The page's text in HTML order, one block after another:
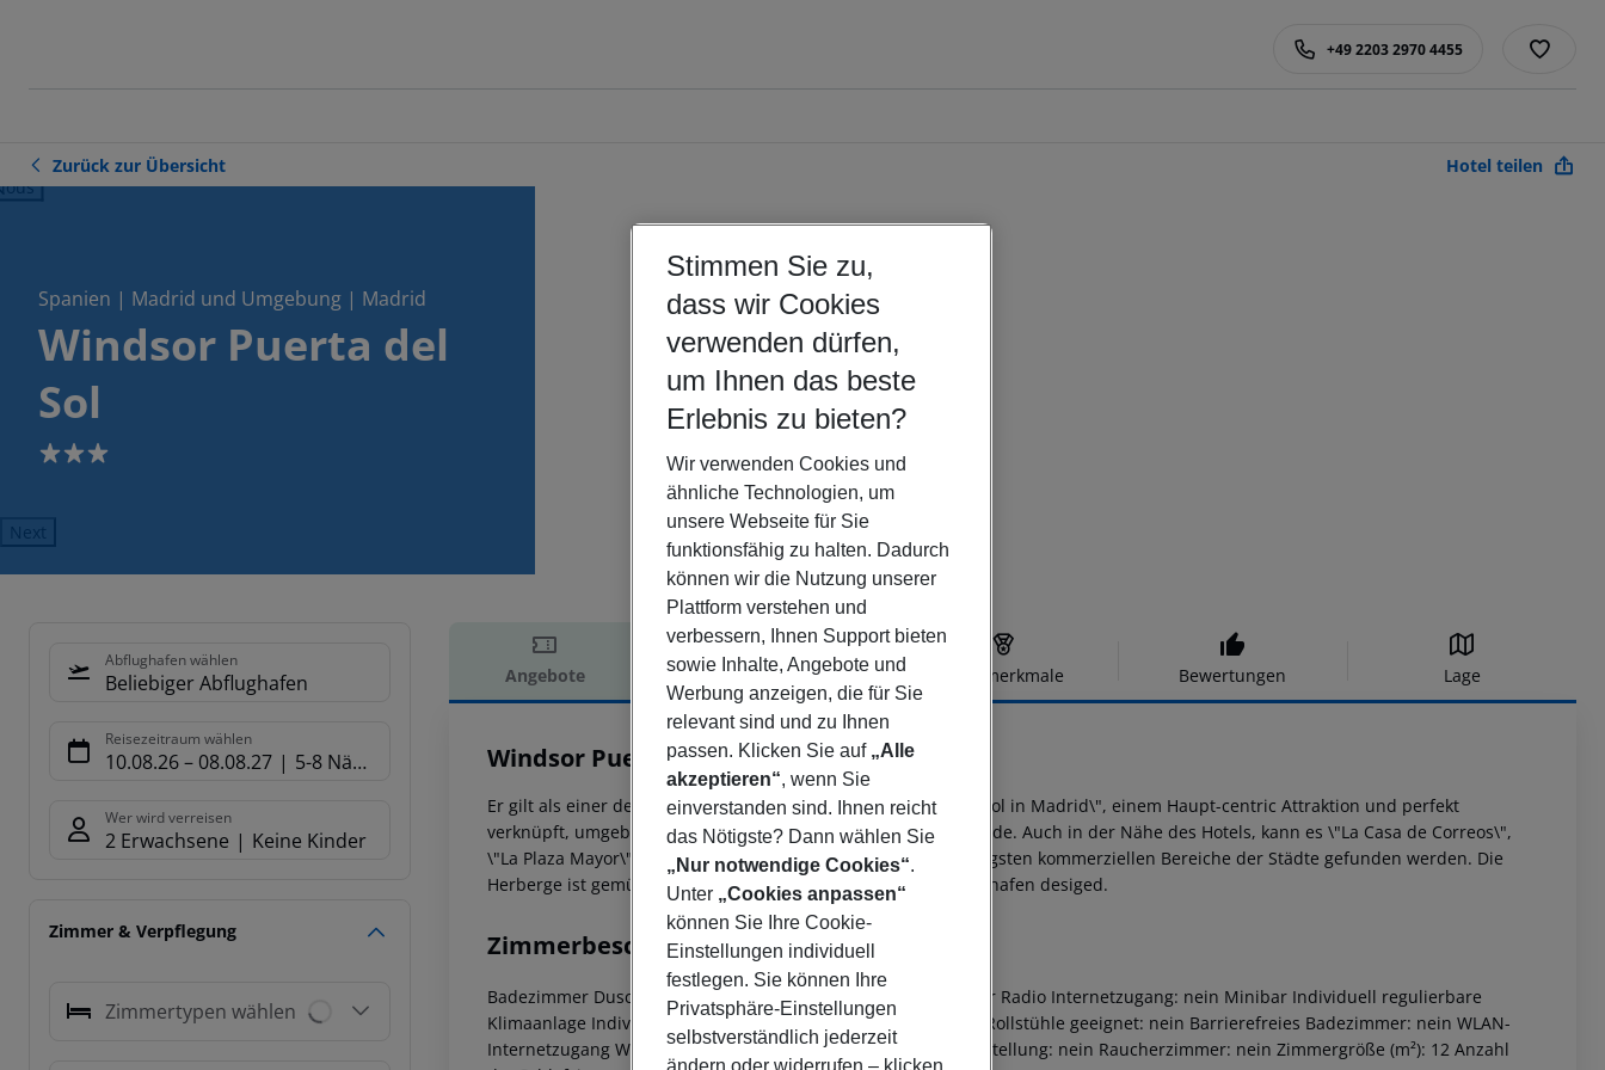
+49 2203 2970 4455
Zurück zur Übersicht Hotel teilen
Spanien | Madrid und Umgebung | Madrid
Windsor Puerta del
Sol
3
Next
Abflughafen wählen
Beliebiger Abflughafen
Reisezeitraum wählen
10.08.26– 08.08.27 5-8 Nächte
Wer wird verreisen
2 Erwachsene Keine Kinder
Zimmer & Verpflegung
Zimmertypen wählen
Angebote Hotelbeschreibung Hotelmerkmale Bewertungen Lage
Hotelbeschreibung
Windsor Puerta del Sol
3
Er gilt als einer der Referenten ruhen neben der \"Puerta del Sol in Madrid\", einem Haupt-centric Attraktion und perfekt
verknüpft, umgeben von Museen und symbolträchtigen Gebäude. Auch in der Nähe des Hotels, kann es \"La Casa de Correos\",
\"La Plaza Mayor\" oder \"El Palacio Real\" und einer der wichtigsten kommerziellen Bereiche der Städte gefunden werden. Die
Herberge ist gemütlich und ruhig nur 13km weit weg vom Flughafen desiged.
Zimmerbeschreibung
Badezimmer Dusche Haartrockner Direktwahltelefon Fernseher Radio Internetzugang: nein Minibar Individuell regulierbare
Klimaanlage Individuell regulierbare Heizung Safe Balkon Für Rollstühle geeignet: nein Barrierefreies Badezimmer: nein WLAN-
Internetzugang Wiege auf Bestellung: nein Extrabetten auf Bestellung: nein Raucherzimmer: nein Zimmergröße (m²): 12 Anzahl
Stimmen Sie zu,
dass wir Cookies
verwenden dürfen,
um Ihnen das beste
Erlebnis zu bieten?
Wir verwenden Cookies und
ähnliche Technologien, um
unsere Webseite für Sie
funktionsfähig zu halten. Dadurch
können wir die Nutzung unserer
Plattform verstehen und
verbessern, Ihnen Support bieten
sowie Inhalte, Angebote und
Werbung anzeigen, die für Sie
relevant sind und zu Ihnen
passen. Klicken Sie auf „Alle
akzeptieren“, wenn Sie
einverstanden sind. Ihnen reicht
das Nötigste? Dann wählen Sie
„Nur notwendige Cookies“.
Unter „Cookies anpassen“
können Sie Ihre Cookie-
Einstellungen individuell
festlegen. Sie können Ihre
Privatsphäre-Einstellungen
selbstverständlich jederzeit
ändern oder widerrufen – klicken